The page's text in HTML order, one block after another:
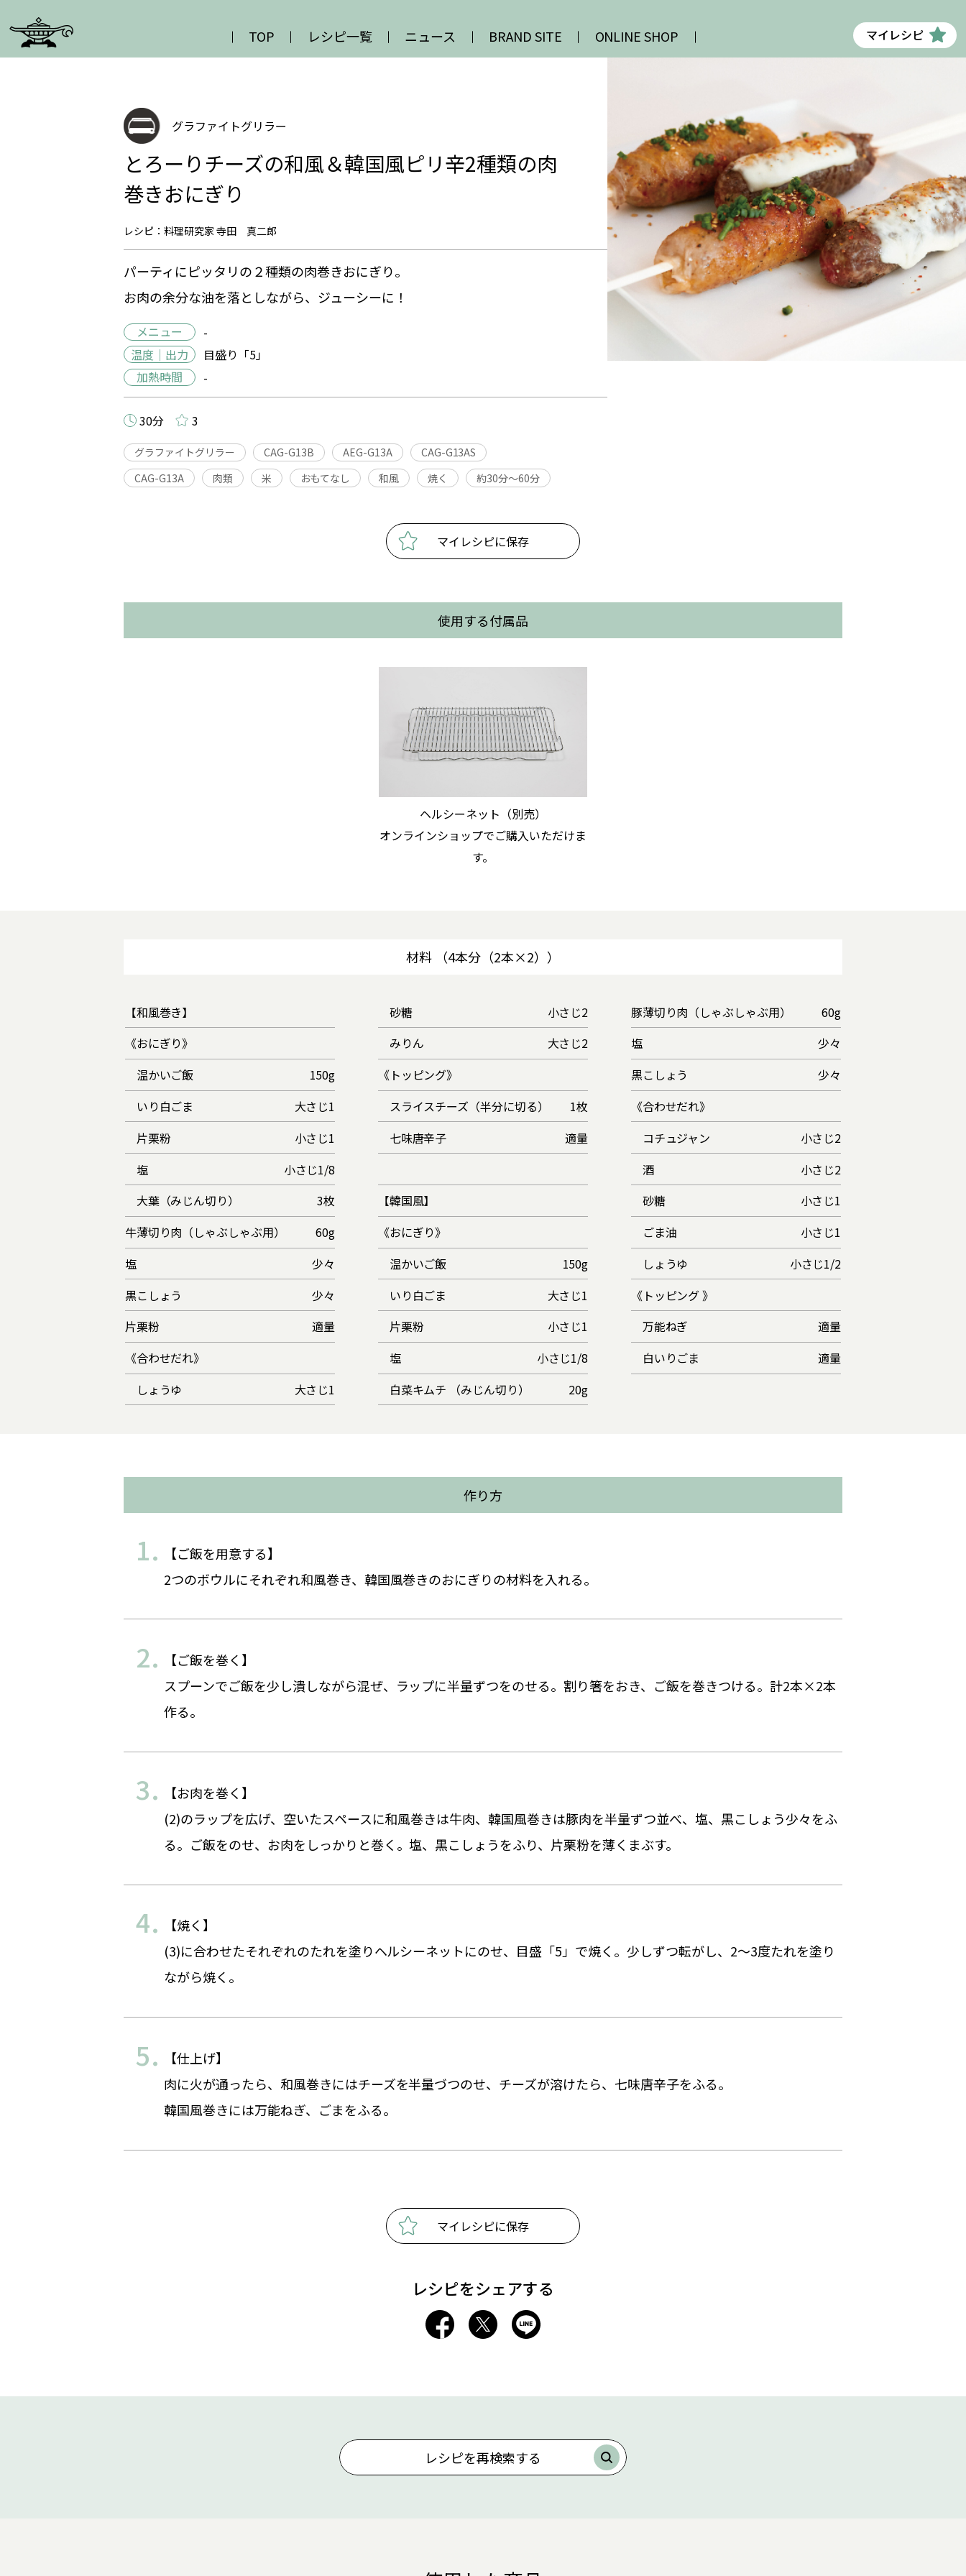
TOP レシピ一覧 ニュース BRAND SITE ONLINE SHOP マイレシピ
グラファイトグリラー
とろーりチーズの和風＆韓国風ピリ辛2種類の肉
巻きおにぎり
レシピ：料理研究家 寺田 真二郎
パーティにピッタリの２種類の肉巻きおにぎり。
お肉の余分な油を落としながら、ジューシーに！
メニュー
-
温度｜出力
目盛り「5」
加熱時間
-
30分 3
グラファイトグリラー CAG-G13B AEG-G13A
CAG-G13AS
CAG-G13A
肉類 米 おもてなし 和風 焼く 約30分〜60分
マイレシピに保存
使用する付属品
ヘルシーネット（別売）
オンラインショップでご購入いただけま
す。
材料 （4本分（2本×2））
【和風巻き】
《おにぎり》
温かいご飯
150g
いり白ごま
大さじ1
片栗粉
小さじ1
塩
小さじ1/8
大葉（みじん切り）
3枚
牛薄切り肉（しゃぶしゃぶ用）
60g
塩
少々
黒こしょう
少々
片栗粉
適量
《合わせだれ》
しょうゆ
大さじ1
砂糖
小さじ2
みりん
大さじ2
《トッピング》
スライスチーズ（半分に切る）
1枚
七味唐辛子
適量
【韓国風】
《おにぎり》
温かいご飯
150g
いり白ごま
大さじ1
片栗粉
小さじ1
塩
小さじ1/8
白菜キムチ （みじん切り）
20g
豚薄切り肉（しゃぶしゃぶ用）
60g
塩
少々
黒こしょう
少々
《合わせだれ》
コチュジャン
小さじ2
酒
小さじ2
砂糖
小さじ1
ごま油
小さじ1
しょうゆ
小さじ1/2
《トッピング 》
万能ねぎ
適量
白いりごま
適量
作り方
【ご飯を用意する】
2つのボウルにそれぞれ和風巻き、韓国風巻きのおにぎりの材料を入れる。
【ご飯を巻く】
スプーンでご飯を少し潰しながら混ぜ、ラップに半量ずつをのせる。割り箸をおき、ご飯を巻きつける。計2本×2本
作る。
【お肉を巻く】
(2)のラップを広げ、空いたスペースに和風巻きは牛肉、韓国風巻きは豚肉を半量ずつ並べ、塩、黒こしょう少々をふ
る。ご飯をのせ、お肉をしっかりと巻く。塩、黒こしょうをふり、片栗粉を薄くまぶす。
【焼く】
(3)に合わせたそれぞれのたれを塗りヘルシーネットにのせ、目盛「5」で焼く。少しずつ転がし、2～3度たれを塗り
ながら焼く。
【仕上げ】
肉に火が通ったら、和風巻きにはチーズを半量づつのせ、チーズが溶けたら、七味唐辛子をふる。
韓国風巻きには万能ねぎ、ごまをふる。
マイレシピに保存
レシピをシェアする
レシピを再検索する